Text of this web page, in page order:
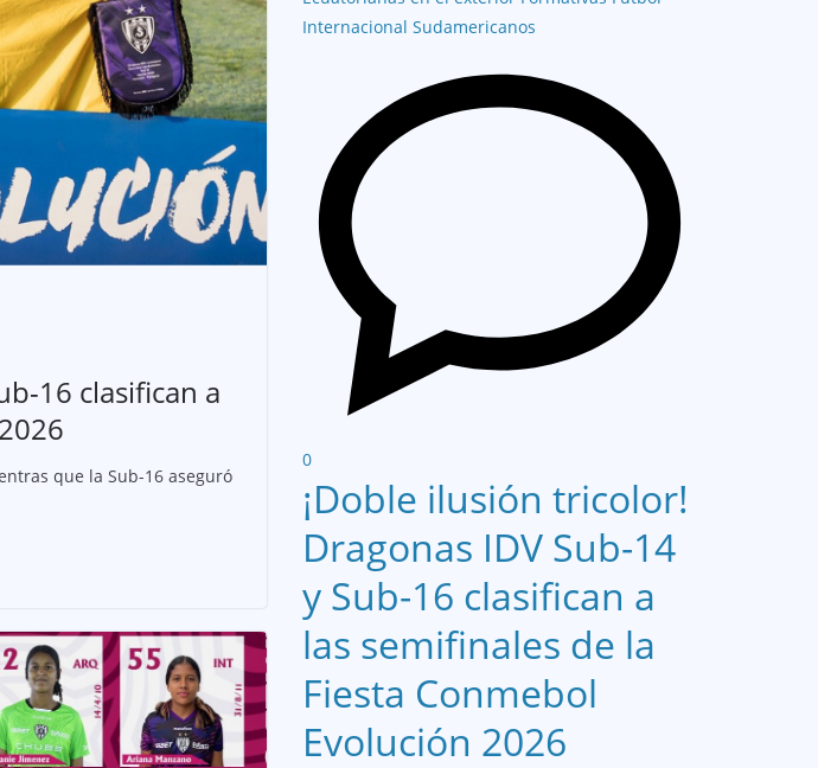
16 clasifican a
que la Sub-16 aseguró
Internacional Sudamericanos
0
¡Doble ilusión tricolor!
Dragonas IDV Sub-14
y Sub-16 clasifican a
las semifinales de la
Fiesta Conmebol
Evolución 2026